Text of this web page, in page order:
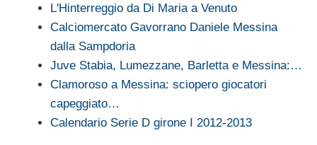
L'Hinterreggio da Di Maria a Venuto
Calciomercato Gavorrano Daniele Messina
dalla Sampdoria
Juve Stabia, Lumezzane, Barletta e Messina:…
Clamoroso a Messina: sciopero giocatori
capeggiato…
Calendario Serie D girone I 2012-2013